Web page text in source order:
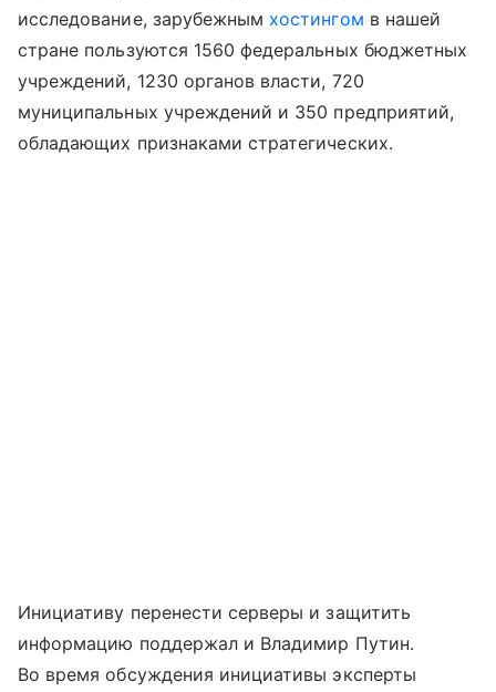
исследование, зарубежным хостингом в нашей
стране пользуются 1560 федеральных бюджетных
учреждений, 1230 органов власти, 720
муниципальных учреждений и 350 предприятий,
обладающих признаками стратегических.
Инициативу перенести серверы и защитить
информацию поддержал и Владимир Путин.
Во время обсуждения инициативы эксперты